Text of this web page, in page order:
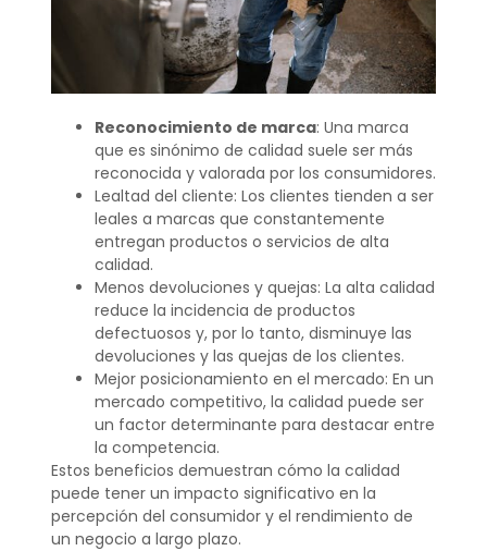
Reconocimiento de marca: Una marca
que es sinónimo de calidad suele ser más
reconocida y valorada por los consumidores.
Lealtad del cliente: Los clientes tienden a ser
leales a marcas que constantemente
entregan productos o servicios de alta
calidad.
Menos devoluciones y quejas: La alta calidad
reduce la incidencia de productos
defectuosos y, por lo tanto, disminuye las
devoluciones y las quejas de los clientes.
Mejor posicionamiento en el mercado: En un
mercado competitivo, la calidad puede ser
un factor determinante para destacar entre
la competencia.
Estos beneficios demuestran cómo la calidad
puede tener un impacto significativo en la
percepción del consumidor y el rendimiento de
un negocio a largo plazo.